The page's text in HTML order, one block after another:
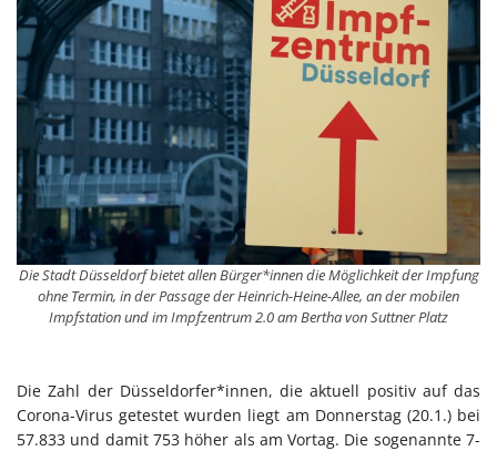
Die Stadt Düsseldorf bietet allen Bürger*innen die Möglichkeit der Impfung
ohne Termin, in der Passage der Heinrich-Heine-Allee, an der mobilen
Impfstation und im Impfzentrum 2.0 am Bertha von Suttner Platz
Die Zahl der Düsseldorfer*innen, die aktuell positiv auf das
Corona-Virus getestet wurden liegt am Donnerstag (20.1.) bei
57.833 und damit 753 höher als am Vortag. Die sogenannte 7-